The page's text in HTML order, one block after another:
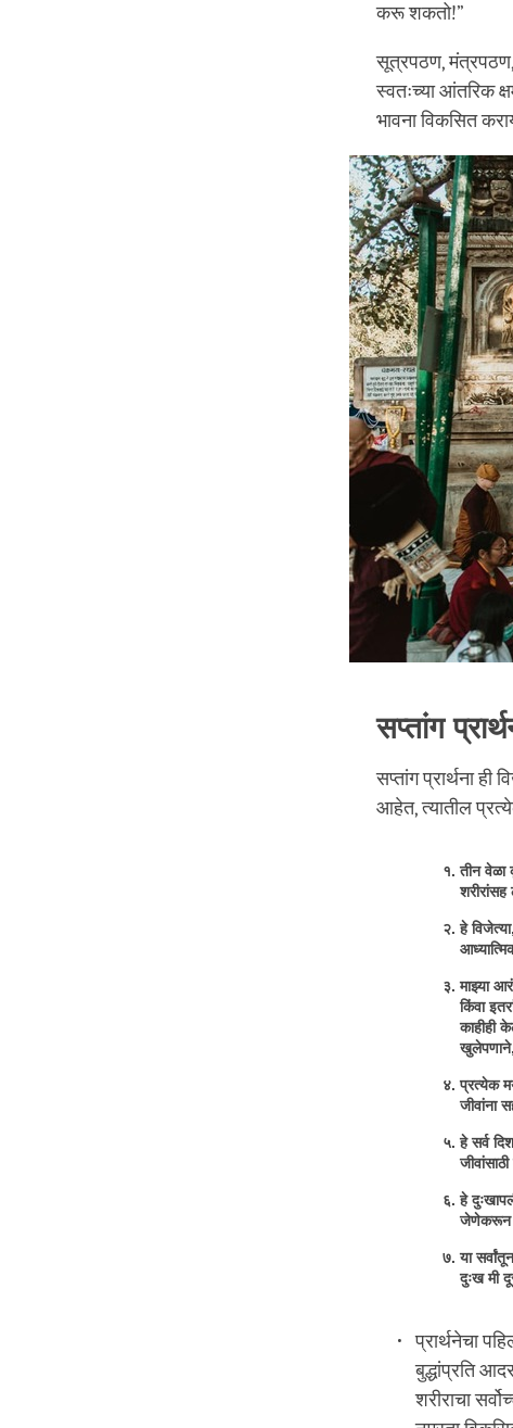
करू शकतो!”
सूत्रपठण, मंत्रपठण,
स्वतःच्या आंतरिक
भावना विकसित
सप्तांग
सप्तांग प्रार्थना ही
आहेत, त्यातील
तीन वेळा
शरीरांसह
हे
माझ्या
किंवा
काहीही
खुलेपणाने,
प्रत्येक
जीवांना
हे सर्व
हे
जेणेकरून हे
या
दुःख मी
प्रार्थनेचा
बुद्धांप्रति
शरीराचा